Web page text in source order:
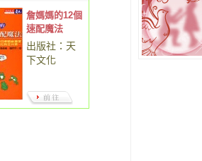
詹媽媽的12個
速配魔法
出版社：天
下文化